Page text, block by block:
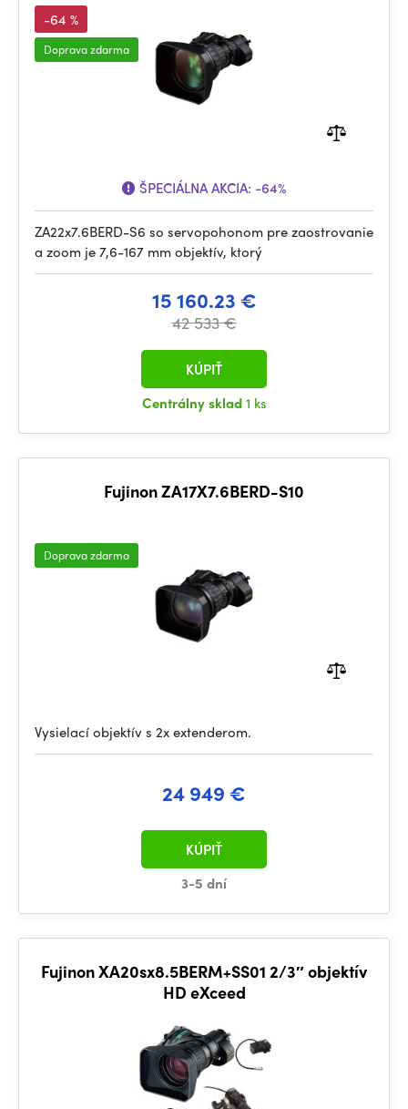
-64 %
Doprava zdarma
ŠPECIÁLNA AKCIA: -64%
ZA22x7.6BERD-S6 so servopohonom pre zaostrovanie
a zoom je 7,6-167 mm objektív, ktorý
15 160.23 €
42 533 €
Centrálny sklad1 ks
KÚPIŤ
Fujinon ZA17X7.6BERD-S10
Doprava zdarma
Vysielací objektív s 2x extenderom.
24 949 €
3-5 dní
KÚPIŤ
Fujinon XA20sx8.5BERM+SS01 2/3″ objektív
HD eXceed